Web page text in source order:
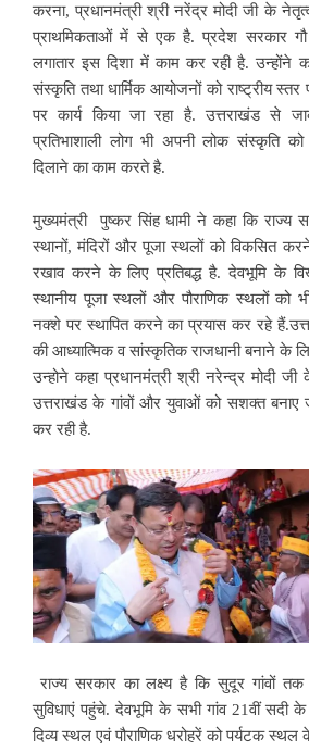
करना, प्रधानमंत्री श्री नरेंद्र मोदी जी के
प्राथमिकताओं में से एक है. प्रदेश सरकार
लगातार इस दिशा में काम कर रही है. उन्होंने
संस्कृति तथा धार्मिक आयोजनों को राष्ट्रीय
पर कार्य किया जा रहा है. उत्तराखंड से
प्रतिभाशाली लोग भी अपनी लोक संस्कृति
दिलाने का काम करते है.
मुख्यमंत्री पुष्कर सिंह धामी ने कहा कि राज्य
स्थानों, मंदिरों और पूजा स्थलों को विकसित
रखाव करने के लिए प्रतिबद्ध है. देवभूमि के
स्थानीय पूजा स्थलों और पौराणिक स्थलों को
नक्शे पर स्थापित करने का प्रयास कर रहे
की आध्यात्मिक व सांस्कृतिक राजधानी बनाने के
उन्होने कहा प्रधानमंत्री श्री नरेन्द्र मोदी
उत्तराखंड के गांवों और युवाओं को सशक्त बनाए
कर रही है.
राज्य सरकार का लक्ष्य है कि सुदूर गांवों तक
सुविधाएं पहुंचे. देवभूमि के सभी गांव 21वीं सदी
दिव्य स्थल एवं पौराणिक धरोहरें को पर्यटक